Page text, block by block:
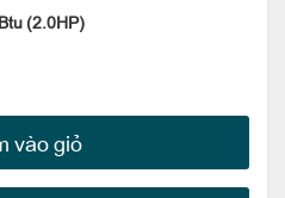
(2.0HP)
vào giỏ